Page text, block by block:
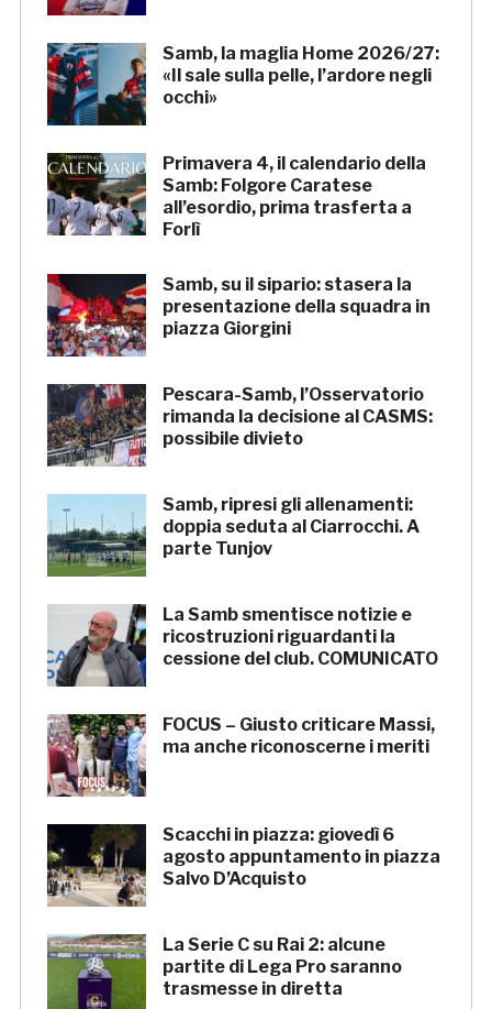
Samb, la maglia Home 2026/27:
«Il sale sulla pelle, l’ardore negli
occhi»
Primavera 4, il calendario della
Samb: Folgore Caratese
all’esordio, prima trasferta a
Forlì
Samb, su il sipario: stasera la
presentazione della squadra in
piazza Giorgini
Pescara-Samb, l’Osservatorio
rimanda la decisione al CASMS:
possibile divieto
Samb, ripresi gli allenamenti:
doppia seduta al Ciarrocchi. A
parte Tunjov
La Samb smentisce notizie e
ricostruzioni riguardanti la
cessione del club. COMUNICATO
FOCUS – Giusto criticare Massi,
ma anche riconoscerne i meriti
Scacchi in piazza: giovedì 6
agosto appuntamento in piazza
Salvo D’Acquisto
La Serie C su Rai 2: alcune
partite di Lega Pro saranno
trasmesse in diretta